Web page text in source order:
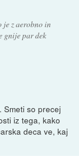
je z aerobno in
gnije par dek
Smeti so precej
iz tega, kako
deca ve, kaj